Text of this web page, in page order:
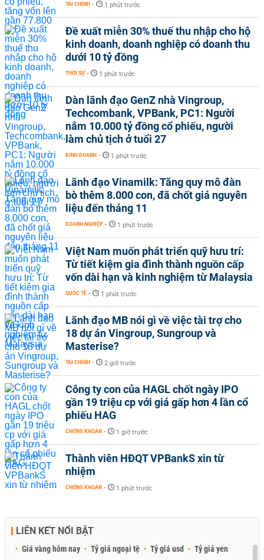
TÀI CHÍNH - 1 phút trước
Đề xuất miễn 30% thuế thu nhập cho hộ
kinh doanh, doanh nghiệp có doanh thu
dưới 10 tỷ đồng
THỜI SỰ - 1 phút trước
Dàn lãnh đạo GenZ nhà Vingroup,
Techcombank, VPBank, PC1: Người
nắm 10.000 tỷ đồng cổ phiếu, người
làm chủ tịch ở tuổi 27
KINH DOANH - 1 phút trước
Lãnh đạo Vinamilk: Tăng quy mô đàn
bò thêm 8.000 con, đã chốt giá nguyên
liệu đến tháng 11
DOANH NGHIỆP - 1 phút trước
Việt Nam muốn phát triển quỹ hưu trí:
Từ tiết kiệm gia đình thành nguồn cấp
vốn dài hạn và kinh nghiệm từ Malaysia
QUỐC TẾ - 1 phút trước
Lãnh đạo MB nói gì về việc tài trợ cho
18 dự án Vingroup, Sungroup và
Masterise?
TÀI CHÍNH - 2 giờ trước
Công ty con của HAGL chốt ngày IPO
gần 19 triệu cp với giá gấp hơn 4 lần cổ
phiếu HAG
CHỨNG KHOÁN - 1 giờ trước
Thành viên HĐQT VPBankS xin từ
nhiệm
CHỨNG KHOÁN - 1 phút trước
LIÊN KẾT NỔI BẬT
Giá vàng hôm nay Tỷ giá ngoại tệ Tỷ giá usd Tỷ giá yen